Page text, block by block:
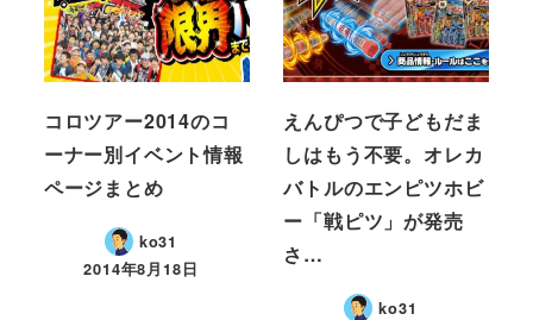
コロツアー2014のコ
ーナー別イベント情報
ページまとめ
ko31
2014年8月18日
えんぴつで子どもだま
しはもう不要。オレカ
バトルのエンピツホビ
ー「戦ピツ」が発売
さ…
ko31